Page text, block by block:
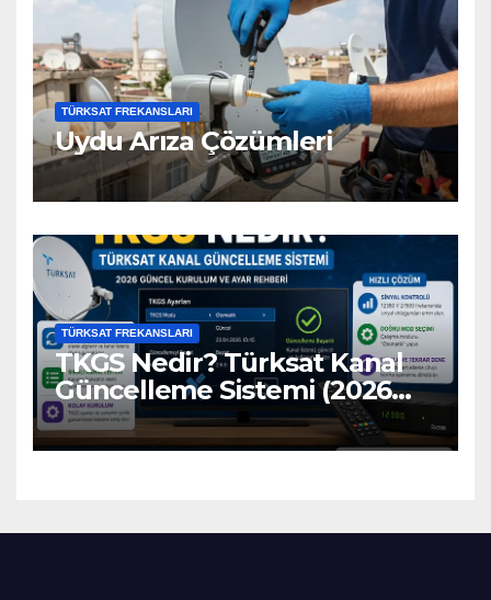
TÜRKSAT FREKANSLARI
Uydu Arıza Çözümleri
TÜRKSAT FREKANSLARI
TKGS Nedir? Türksat Kanal
Güncelleme Sistemi (2026
Ayarları)